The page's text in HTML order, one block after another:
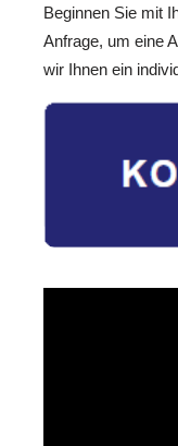
Beginnen Sie mit
Anfrage, um eine
wir Ihnen ein